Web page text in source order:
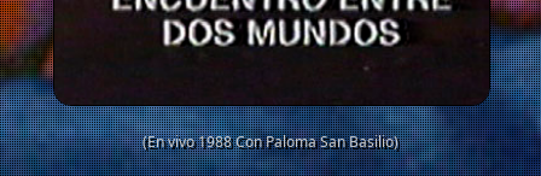
(En vivo 1988 Con Paloma San Basilio)